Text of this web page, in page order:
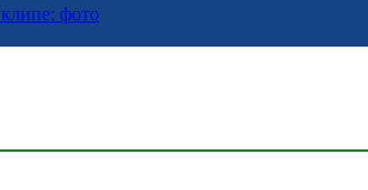
фото